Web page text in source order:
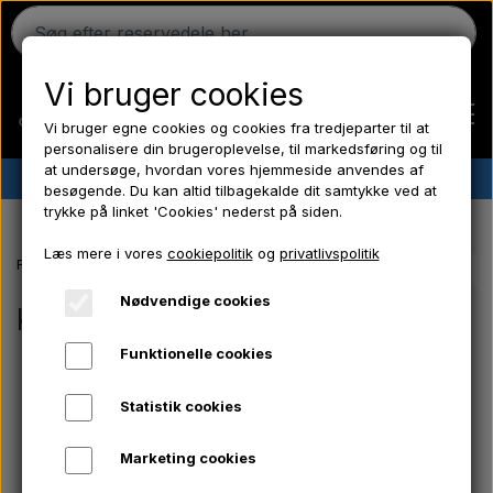
Ferguson
Massey Ferguson
✔︎ Dansk lager✔︎ Hurtig levering ✔︎ Lave priser
Forside
Kunde login
E-mail
Kodeord
Vi bruger cookies
Vi bruger egne cookies og cookies fra tredjeparter til at
personalisere din brugeroplevelse, til markedsføring og til
at undersøge, hvordan vores hjemmeside anvendes af
besøgende. Du kan altid tilbagekalde dit samtykke ved at
trykke på linket 'Cookies' nederst på siden.
Læs mere i vores cookiepolitikog privatlivspolitik
Nødvendige cookies
Funktionelle cookies
Statistik cookies
Marketing cookies